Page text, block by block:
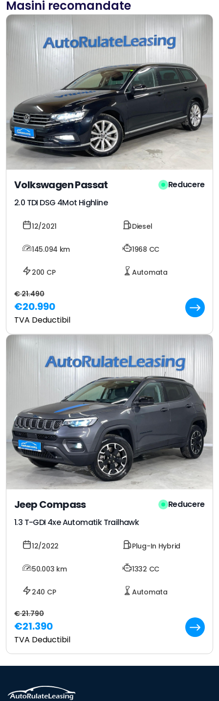
Masini recomandate
Volkswagen Passat
2.0 TDI DSG 4Mot Highline
Reducere
12/2021 Diesel
145.094 km 1968 CC
200 CP Automata
€ 21.490
€20.990
TVA Deductibil
Jeep Compass
1.3 T-GDI 4xe Automatik Trailhawk
Reducere
12/2022 Plug-In Hybrid
50.003 km 1332 CC
240 CP Automata
€ 21.790
€21.390
TVA Deductibil